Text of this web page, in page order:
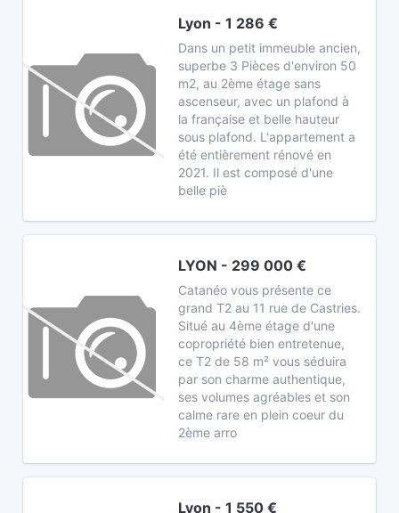
Lyon - 1 286 €
Dans un petit immeuble ancien,
superbe 3 Pièces d'environ 50
m2, au 2ème étage sans
ascenseur, avec un plafond à
la française et belle hauteur
sous plafond. L'appartement a
été entièrement rénové en
2021. Il est composé d'une
belle piè
LYON - 299 000 €
Catanéo vous présente ce
grand T2 au 11 rue de Castries.
Situé au 4ème étage d'une
copropriété bien entretenue,
ce T2 de 58 m² vous séduira
par son charme authentique,
ses volumes agréables et son
calme rare en plein coeur du
2ème arro
Lyon - 1 550 €